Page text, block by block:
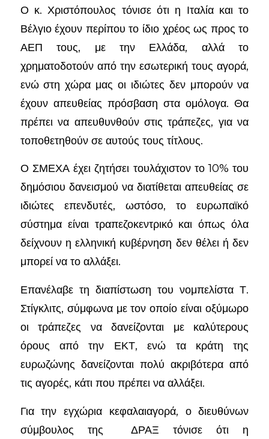
Ο κ. Χριστόπουλος τόνισε ότι η Ιταλία και το
Βέλγιο έχουν περίπου το ίδιο χρέος ως προς το
ΑΕΠ τους, με την Ελλάδα, αλλά το
χρηματοδοτούν από την εσωτερική τους αγορά,
ενώ στη χώρα μας οι ιδιώτες δεν μπορούν να
έχουν απευθείας πρόσβαση στα ομόλογα. Θα
πρέπει να απευθυνθούν στις τράπεζες, για να
τοποθετηθούν σε αυτούς τους τίτλους.
Ο ΣΜΕΧΑ έχει ζητήσει τουλάχιστον το 10% του
δημόσιου δανεισμού να διατίθεται απευθείας σε
ιδιώτες επενδυτές, ωστόσο, το ευρωπαϊκό
σύστημα είναι τραπεζοκεντρικό και όπως όλα
δείχνουν η ελληνική κυβέρνηση δεν θέλει ή δεν
μπορεί να το αλλάξει.
Επανέλαβε τη διαπίστωση του νομπελίστα Τ.
Στίγκλιτς, σύμφωνα με τον οποίο είναι οξύμωρο
οι τράπεζες να δανείζονται με καλύτερους
όρους από την ΕΚΤ, ενώ τα κράτη της
ευρωζώνης δανείζονται πολύ ακριβότερα από
τις αγορές, κάτι που πρέπει να αλλάξει.
Για την εγχώρια κεφαλαιαγορά, ο διευθύνων
σύμβουλος της ΔΡΑΞ τόνισε ότι η